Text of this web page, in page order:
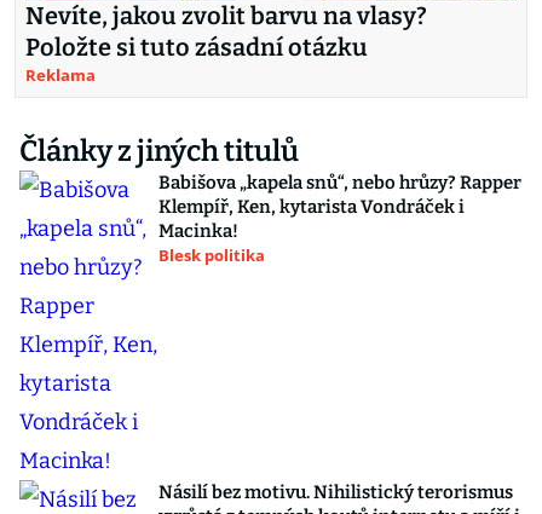
Nevíte, jakou zvolit barvu na vlasy?
Položte si tuto zásadní otázku
Reklama
Články z jiných titulů
Babišova „kapela snů“, nebo hrůzy? Rapper
Klempíř, Ken, kytarista Vondráček i
Macinka!
Blesk politika
Násilí bez motivu. Nihilistický terorismus